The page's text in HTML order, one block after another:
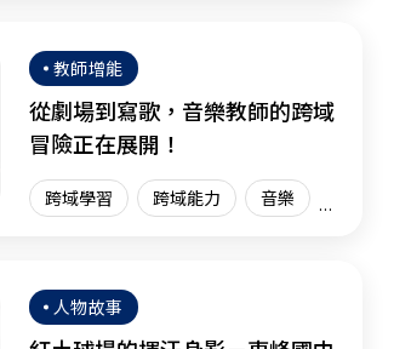
教師增能
從劇場到寫歌，音樂教師的跨域
冒險正在展開！
跨域學習 跨域能力 音樂
人物故事